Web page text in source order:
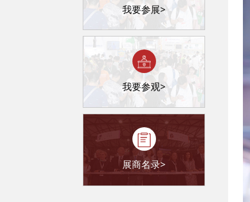
我要参展>
我要参观>
展商名录>